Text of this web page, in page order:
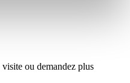
ou demandez plus